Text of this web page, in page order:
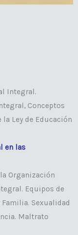
Integral.
Conceptos
la Ley de Educación
en las
Organización
Equipos de
Sexualidad
Maltrato